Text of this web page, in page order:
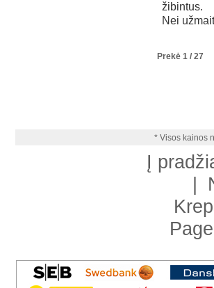
žibintus.
Nei
Prekė 1 / 27
* Visos kainos
Į
|